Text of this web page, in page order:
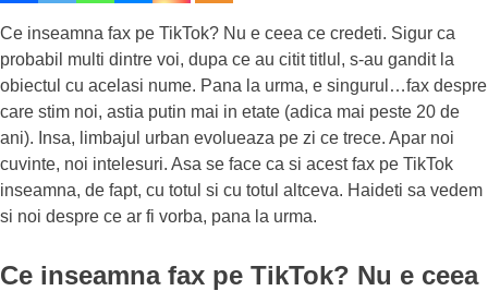
Ce inseamna fax pe TikTok? Nu e ceea ce credeti. Sigur ca
probabil multi dintre voi, dupa ce au citit titlul, s-au gandit la
obiectul cu acelasi nume. Pana la urma, e singurul…fax despre
care stim noi, astia putin mai in etate (adica mai peste 20 de
ani). Insa, limbajul urban evolueaza pe zi ce trece. Apar noi
cuvinte, noi intelesuri. Asa se face ca si acest fax pe TikTok
inseamna, de fapt, cu totul si cu totul altceva. Haideti sa vedem
si noi despre ce ar fi vorba, pana la urma.
Ce inseamna fax pe TikTok? Nu e ceea